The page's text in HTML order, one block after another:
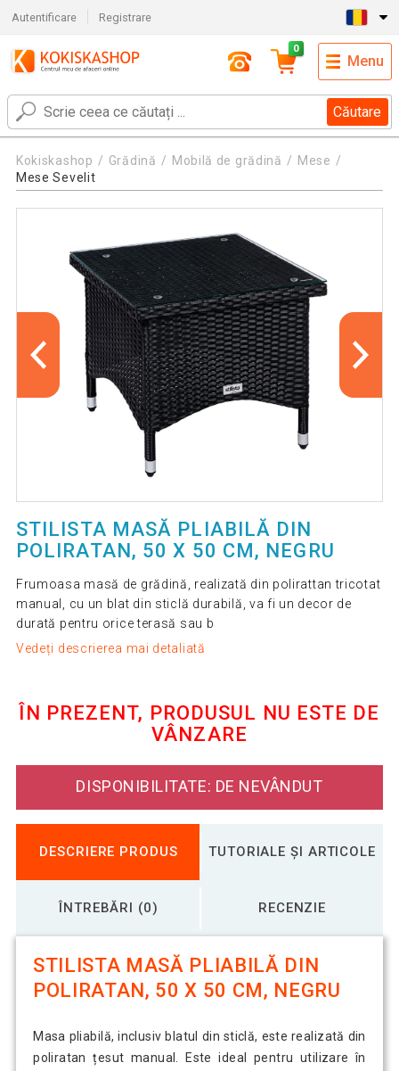
Autentificare Registrare
Căutare
0
Menu
Kokiskashop Grădină Mobilă de grădină
Mese
Mese Sevelit
STILISTA MASĂ PLIABILĂ DIN
POLIRATAN, 50 X 50 CM, NEGRU
Frumoasa masă de grădină, realizată din polirattan tricotat
manual, cu un blat din sticlă durabilă, va fi un decor de
durată pentru orice terasă sau b
Vedeți descrierea mai detaliată
ÎN PREZENT, PRODUSUL NU ESTE DE
VÂNZARE
DISPONIBILITATE: DE NEVÂNDUT
DESCRIERE PRODUS TUTORIALE ȘI ARTICOLE
ÎNTREBĂRI (0) RECENZIE
STILISTA MASĂ PLIABILĂ DIN
POLIRATAN, 50 X 50 CM, NEGRU
Masa pliabilă, inclusiv blatul din sticlă, este realizată din
poliratan țesut manual. Este ideal pentru utilizare în